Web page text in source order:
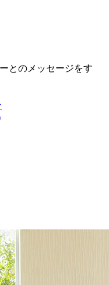
とのメッセージをす